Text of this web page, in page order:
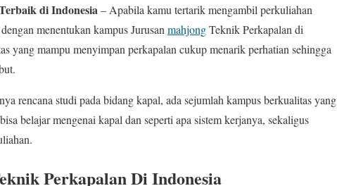
di Indonesia– Apabila kamu tertarik mengambil perkuliahan
menentukan kampus Jurusan mahjongTeknik Perkapalan di
yang mampu menyimpan perkapalan cukup menarik perhatian sehingga
rencana studi pada bidang kapal, ada sejumlah kampus berkualitas yang
belajar mengenai kapal dan seperti apa sistem kerjanya, sekaligus
Perkapalan Di Indonesia